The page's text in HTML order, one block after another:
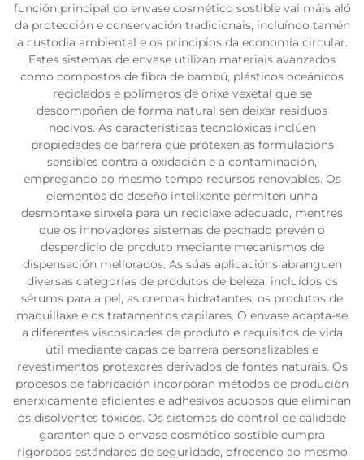
función principal do envase cosmético sostible vai máis aló
da protección e conservación tradicionais, incluíndo tamén
a custodia ambiental e os principios da economía circular.
Estes sistemas de envase utilizan materiais avanzados
como compostos de fibra de bambú, plásticos oceánicos
reciclados e polímeros de orixe vexetal que se
descompoñen de forma natural sen deixar residuos
nocivos. As características tecnolóxicas inclúen
propiedades de barrera que protexen as formulacións
sensibles contra a oxidación e a contaminación,
empregando ao mesmo tempo recursos renovables. Os
elementos de deseño intelixente permiten unha
desmontaxe sinxela para un reciclaxe adecuado, mentres
que os innovadores sistemas de pechado prevén o
desperdicio de produto mediante mecanismos de
dispensación mellorados. As súas aplicacións abranguen
diversas categorías de produtos de beleza, incluídos os
sérums para a pel, as cremas hidratantes, os produtos de
maquillaxe e os tratamentos capilares. O envase adapta-se
a diferentes viscosidades de produto e requisitos de vida
útil mediante capas de barrera personalizables e
revestimentos protexores derivados de fontes naturais. Os
procesos de fabricación incorporan métodos de produción
enerxicamente eficientes e adhesivos acuosos que eliminan
os disolventes tóxicos. Os sistemas de control de calidade
garanten que o envase cosmético sostible cumpra
rigorosos estándares de seguridade, ofrecendo ao mesmo